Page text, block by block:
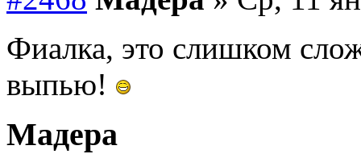
Фиалка, это слишком
выпью!
Мадера